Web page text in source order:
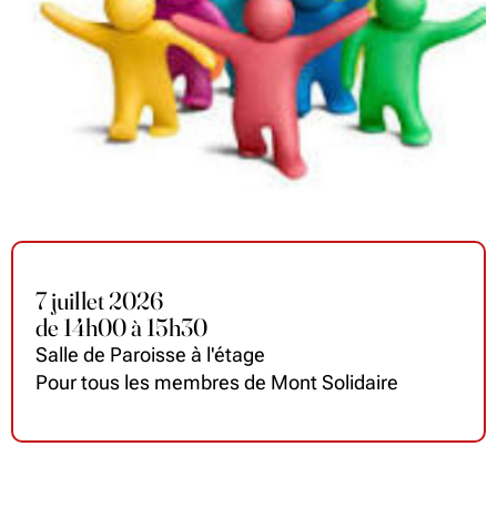
7 juillet 2026
de 14h00 à 15h30
Salle de Paroisse à l'étage
Pour tous les membres de Mont Solidaire